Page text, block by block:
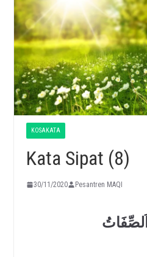
KOSAKATA
Kata Sipat (8)
30/11/2020 Pesantren MAQI
اَلصِّفَاتُ